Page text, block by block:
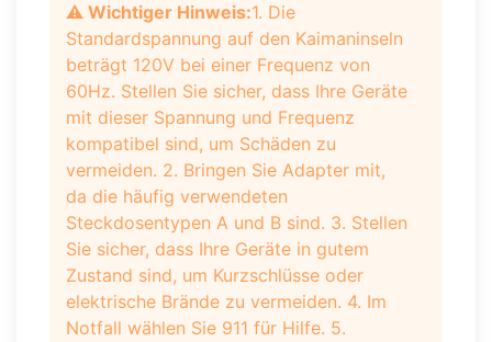
⚠️ Wichtiger Hinweis:1. Die
Standardspannung auf den Kaimaninseln
beträgt 120V bei einer Frequenz von
60Hz. Stellen Sie sicher, dass Ihre Geräte
mit dieser Spannung und Frequenz
kompatibel sind, um Schäden zu
vermeiden. 2. Bringen Sie Adapter mit,
da die häufig verwendeten
Steckdosentypen A und B sind. 3. Stellen
Sie sicher, dass Ihre Geräte in gutem
Zustand sind, um Kurzschlüsse oder
elektrische Brände zu vermeiden. 4. Im
Notfall wählen Sie 911 für Hilfe. 5.